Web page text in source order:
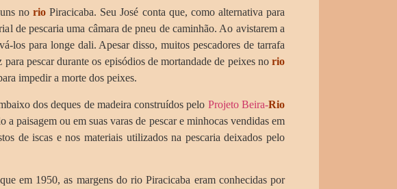
norio Piracicaba. Seu José conta que, como alternativa para
de pescaria uma câmara de pneu de caminhão. Ao avistarem a
los para longe dali. Apesar disso, muitos pescadores de tarrafa
pescar durante os episódios de mortandade de peixes no rio
impedir a morte dos peixes.
dos deques de madeira construídos pelo Projeto Beira-Rio
paisagem ou em suas varas de pescar e minhocas vendidas em
de iscas e nos materiais utilizados na pescaria deixados pelo
em 1950, as margens do rio Piracicaba eram conhecidas por